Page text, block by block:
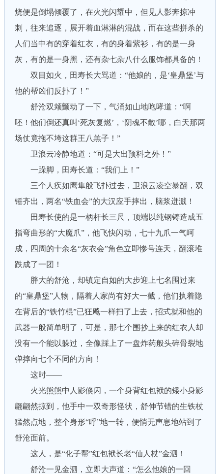
烧便是倒塌倾覆了，在火光闪耀中，但见人影奔掠冲
刺，往来追逐，展开着血淋淋的混战，而在这些拼杀的
人们当中有的穿着红衣，有的身着紫衫，有的是一身
灰，有的是一身黑，还有杂七杂八什么服饰都具备的！
双目如火，田寿长大骂道：“他娘的，是‘皇鼎堡’与
他的帮凶们反扑了！”
舒沧双颊颤动了一下，气涌如山地咆哮道：“啊
呸！他们倒还真叫‘死灰复燃’，‘阴魂不散’哪，白天那两
场仗竟拖不垮这群王八羔子！”
卫浪云冷静地道：“可是大出预料之外！”
一跺脚，田寿长道：“我们上！”
三个人疾如鹰隼般飞扑过去，卫浪云凌空暴翻，双
锤齐出，两名“铁血会”的大汉应手摔出，脑浆迸溅！
田寿长使的是一柄杆长三尺，顶端以纯钢铸造成五
指弯曲形的“大魔爪”，他飞快闪动，七十九爪一气呵
成，四周的十余名“灰衣会”角色立即惨号连天，翻滚堆
跌成了一团！
胖大的舒沧，却镇定自如的大步迎上七名围过来
的“皇鼎堡”人物，隔着人家尚有好大一截，他们执着隐
在背后的“铁竹棍”已狂飚一样扫了上去，招式就和他的
武器一般简单明了，可是，那七个围抄上来的红衣人却
没有一个能以躲过，全像踩上了一盘炸药般头碎骨裂地
弹摔向七个不同的方向！
这时——
火光熊熊中人影倏闪，一个身背红包袱的矮小身影
翩翩然掠到，他手中一双奇形怪状，舒伸节错的生铁杖
猛然点地，整个身形“呼”地一转，便悄无声息地站到了
舒沧面前。
这人，是“化子帮”红包袱长老“仙人杖”金泗！
舒沧一见金泗，立即大声道：“怎么他娘的一回